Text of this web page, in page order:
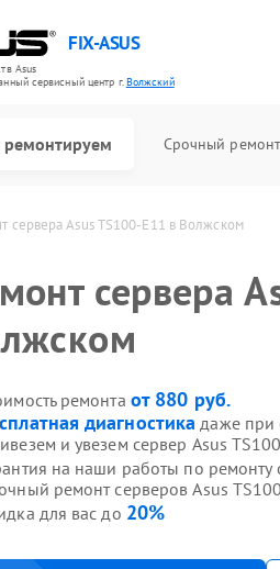
FIX-ASUS
Asus
cервисный центр г.Волжский
Срочный ремонт
сервера Asus TS100-E11 в Волжском
сервера
ремонта от 880 руб.
диагностика даже при
и увезем сервер Asus
на наши работы по ремонту
ремонт серверов Asus
для вас до 20%